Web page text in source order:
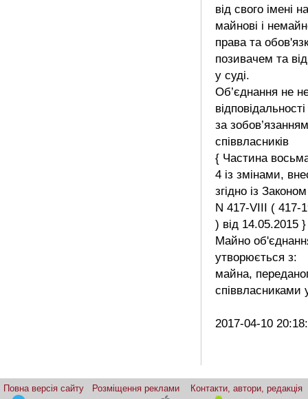
від свого імені
майнові і
права та
позивачем та
у суді.
Об’єднання не
відповідальності
за
співвласників
{ Частина
4 із змінами,
згідно із Законом
N 417-VIII ( 417-
) від 14.05.2015 }
Майно
утворюється з:
майна,
співвласниками
2017-04-10
Повна версія сайту Розміщення реклами
Контакти, автори, редакція